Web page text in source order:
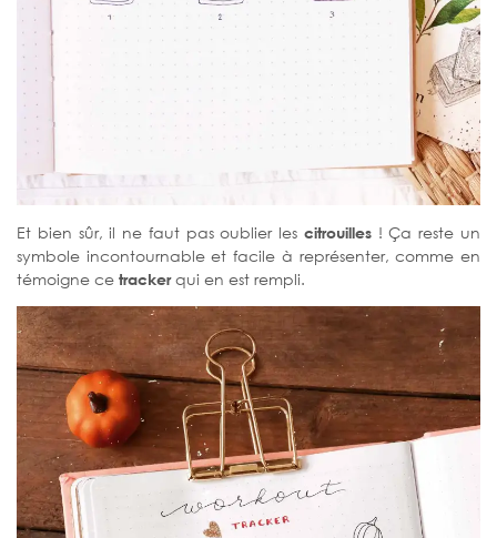
Et bien sûr, il ne faut pas oublier les citrouilles! Ça reste un
symbole incontournable et facile à représenter, comme en
témoigne ce trackerqui en est rempli.